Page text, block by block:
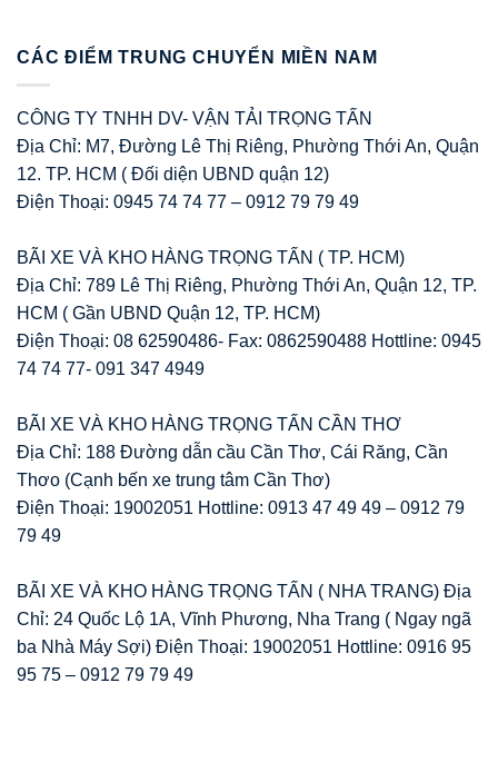
CÁC ĐIỂM TRUNG CHUYỂN MIỀN NAM
CÔNG TY TNHH DV- VẬN TẢI TRỌNG TẤN
Địa Chỉ: M7, Đường Lê Thị Riêng, Phường Thới An, Quận
12. TP. HCM ( Đối diện UBND quận 12)
Điện Thoại: 0945 74 74 77 – 0912 79 79 49
BÃI XE VÀ KHO HÀNG TRỌNG TẤN ( TP. HCM)
Địa Chỉ: 789 Lê Thị Riêng, Phường Thới An, Quận 12, TP.
HCM ( Gần UBND Quận 12, TP. HCM)
Điện Thoại: 08 62590486- Fax: 0862590488 Hottline: 0945
74 74 77- 091 347 4949
BÃI XE VÀ KHO HÀNG TRỌNG TẤN CẦN THƠ
Địa Chỉ: 188 Đường dẫn cầu Cần Thơ, Cái Răng, Cần
Thơo (Cạnh bến xe trung tâm Cần Thơ)
Điện Thoại: 19002051 Hottline: 0913 47 49 49 – 0912 79
79 49
BÃI XE VÀ KHO HÀNG TRỌNG TẤN ( NHA TRANG) Địa
Chỉ: 24 Quốc Lộ 1A, Vĩnh Phương, Nha Trang ( Ngay ngã
ba Nhà Máy Sợi) Điện Thoại: 19002051 Hottline: 0916 95
95 75 – 0912 79 79 49